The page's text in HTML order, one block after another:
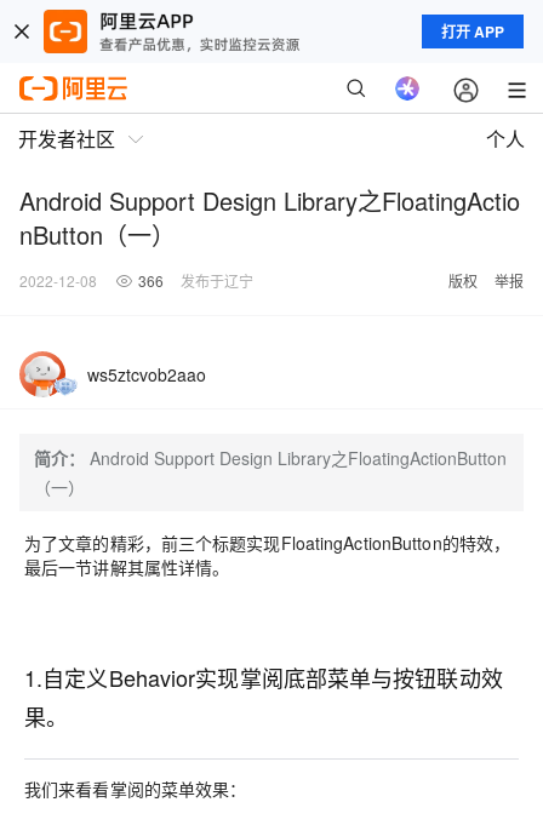
打开 APP
开发者社区 个人
Android Support Design Library之FloatingActio
nButton（一）
2022-12-08 366 发布于辽宁 版权 举报
ws5ztcvob2aao
简介：
Android Support Design Library之FloatingActionButton
（一）
为了文章的精彩，前三个标题实现FloatingActionButton的特效，
最后一节讲解其属性详情。
1.自定义Behavior实现掌阅底部菜单与按钮联动效
果。
我们来看看掌阅的菜单效果：